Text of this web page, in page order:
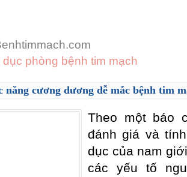
dục phòng bệnh tim mạch
năng cương dương dễ mắc bệnh tim
Theo một báo
đánh giá và
dục của nam
các yếu tố